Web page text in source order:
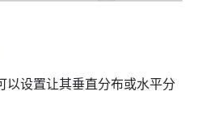
以设置让其垂直分布或水平分